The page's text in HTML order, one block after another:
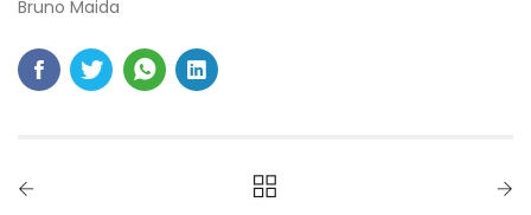
Bruno Maida